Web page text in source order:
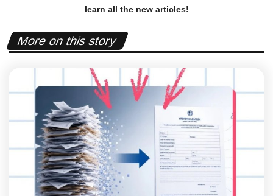
learn all the new articles!
More on this story